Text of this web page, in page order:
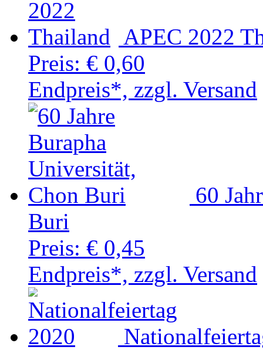
APEC 2022
Preis: € 0,60
Endpreis*, zzgl. Versand
60
Buri
Preis: € 0,45
Endpreis*, zzgl. Versand